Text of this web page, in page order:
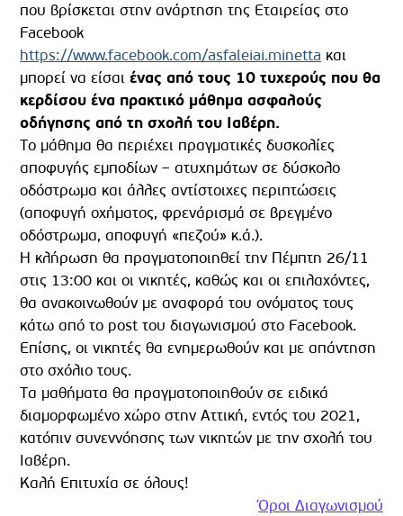
που βρίσκεται στην ανάρτηση της Εταιρείας στο
Facebook
https://www.facebook.com/asfaleiai.minetta και
μπορεί να είσαι ένας από τους 10 τυχερούς που θα
κερδίσου ένα πρακτικό μάθημα ασφαλούς
οδήγησης από τη σχολή του Ιαβέρη.
Το μάθημα θα περιέχει πραγματικές δυσκολίες
αποφυγής εμποδίων – ατυχημάτων σε δύσκολο
οδόστρωμα και άλλες αντίστοιχες περιπτώσεις
(αποφυγή οχήματος, φρενάρισμά σε βρεγμένο
οδόστρωμα, αποφυγή «πεζού» κ.ά.).
Η κλήρωση θα πραγματοποιηθεί την Πέμπτη 26/11
στις 13:00 και οι νικητές, καθώς και οι επιλαχόντες,
θα ανακοινωθούν με αναφορά του ονόματος τους
κάτω από το post του διαγωνισμού στο Facebook.
Επίσης, οι νικητές θα ενημερωθούν και με απάντηση
στο σχόλιο τους.
Τα μαθήματα θα πραγματοποιηθούν σε ειδικά
διαμορφωμένο χώρο στην Αττική, εντός του 2021,
κατόπιν συνεννόησης των νικητών με την σχολή του
Ιαβέρη.
Καλή Επιτυχία σε όλους!
Όροι Διαγωνισμού